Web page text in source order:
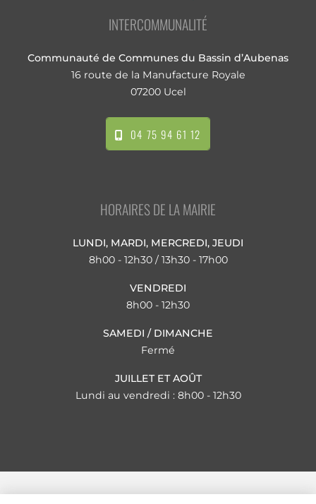
INTERCOMMUNALITÉ
Communauté de Communes du Bassin d’Aubenas
16 route de la Manufacture Royale
07200 Ucel
04 75 94 61 12
HORAIRES DE LA MAIRIE
LUNDI, MARDI, MERCREDI, JEUDI
8h00 - 12h30 / 13h30 - 17h00
VENDREDI
8h00 - 12h30
SAMEDI / DIMANCHE
Fermé
JUILLET ET AOÛT
Lundi au vendredi : 8h00 - 12h30